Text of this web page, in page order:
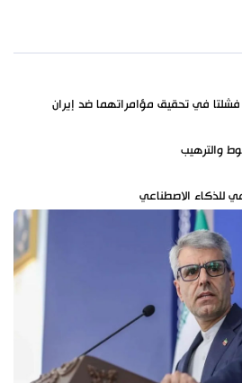
في تحقيق مؤامراتهما ضد إيران
والترهيب
للذكاء الاصطناعي